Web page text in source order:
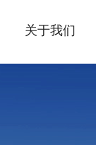
关于我们